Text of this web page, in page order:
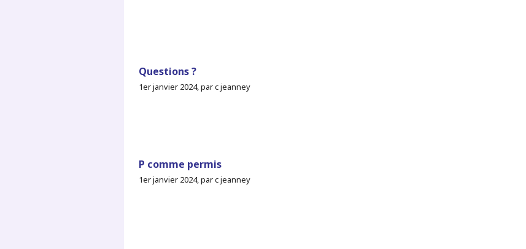
Questions ?
1er janvier 2024, par c jeanney
P comme permis
1er janvier 2024, par c jeanney